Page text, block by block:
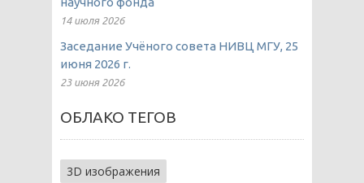
14 июля 2026
Заседание Учёного совета НИВЦ МГУ, 25
июня 2026 г.
23 июня 2026
ОБЛАКО ТЕГОВ
3D изображения